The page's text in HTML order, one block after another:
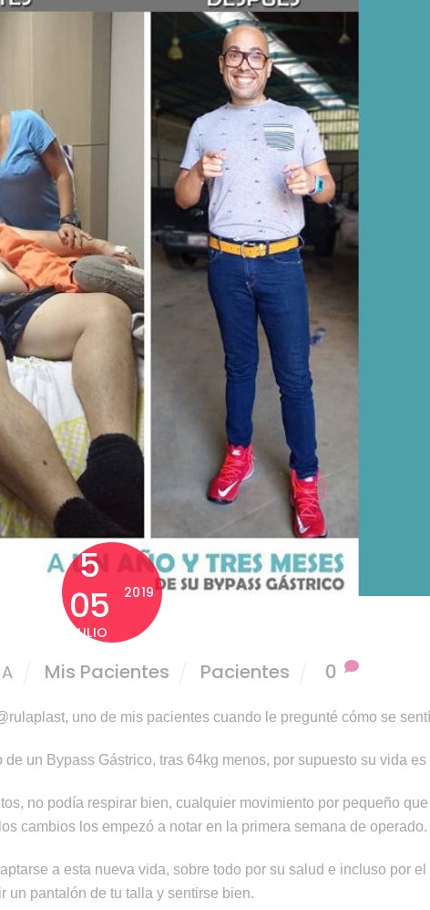
5
05
JULIO
2019
Mis Pacientes Pacientes 0
uno de mis pacientes cuando le pregunté cómo se
un Bypass Gástrico, tras 64kg menos, por supuesto su vida es
no podía respirar bien, cualquier movimiento por pequeño
cambios los empezó a notar en la primera semana de operado.
a esta nueva vida, sobre todo por su salud e incluso por
un pantalón de tu talla y sentirse bien.